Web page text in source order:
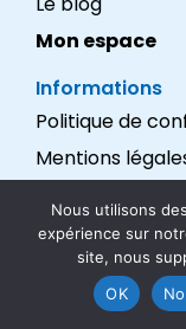
Mon espace
Informations
Politique de
Mentions
Nous suivre
Nous utilisons
expérience sur
site, nous
OK